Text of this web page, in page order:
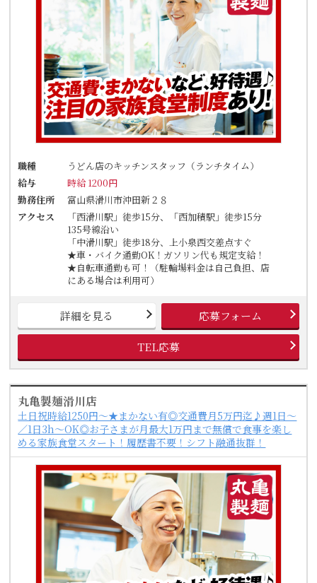
職種
うどん店のキッチンスタッフ（ランチタイム）
給与
時給 1200円
勤務住所
富山県滑川市沖田新２８
アクセス
「西滑川駅」徒歩15分、「西加積駅」徒歩15分
135号線沿い
「中滑川駅」徒歩18分、上小泉西交差点すぐ
★車・バイク通勤OK！ガソリン代も規定支給！
★自転車通勤も可！（駐輪場料金は自己負担、店
にある場合は利用可）
詳細を見る 応募フォーム
TEL応募
丸亀製麺滑川店
土日祝時給1250円～★まかない有◎交通費月5万円迄♪週1日～
／1日3h～OK◎お子さまが月最大1万円まで無償で食事を楽し
める家族食堂スタート！履歴書不要！シフト融通抜群！